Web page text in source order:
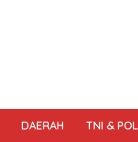
DAERAH TNI &